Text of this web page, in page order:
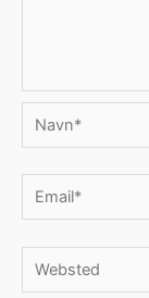
Navn*
Email*
Websted